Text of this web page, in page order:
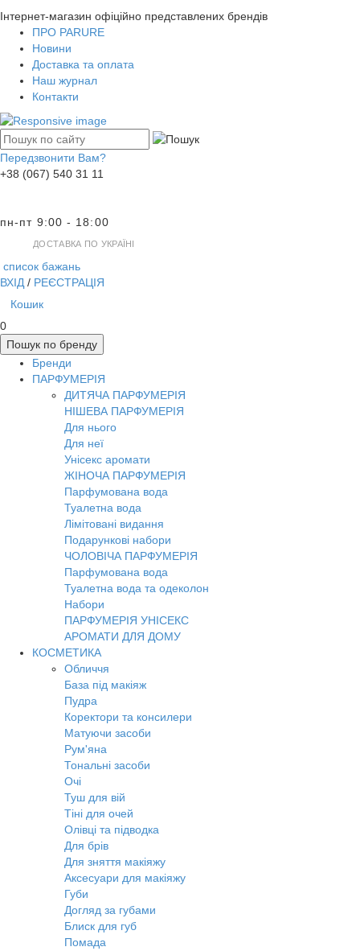
Інтернет-магазин офіційно представлених брендів
ПРО PARURE
Новини
Доставка та оплата
Наш журнал
Контакти
Передзвонити Вам?
+38 (067) 540 31 11
пн-пт 9:00 - 18:00
ДОСТАВКА ПО УКРАЇНІ
список бажань
ВХІД / РЕЄСТРАЦІЯ
Кошик
0
Пошук по бренду
Бренди
ПАРФУМЕРІЯ
ДИТЯЧА ПАРФУМЕРІЯ
НІШЕВА ПАРФУМЕРІЯ
Для нього
Для неї
Унісекс аромати
ЖІНОЧА ПАРФУМЕРІЯ
Парфумована вода
Туалетна вода
Лімітовані видання
Подарункові набори
ЧОЛОВІЧА ПАРФУМЕРІЯ
Парфумована вода
Туалетна вода та одеколон
Набори
ПАРФУМЕРІЯ УНІСЕКС
АРОМАТИ ДЛЯ ДОМУ
КОСМЕТИКА
Обличчя
База під макіяж
Пудра
Коректори та консилери
Матуючи засоби
Рум'яна
Тональні засоби
Очі
Туш для вій
Тіні для очей
Олівці та підводка
Для брів
Для зняття макіяжу
Аксесуари для макіяжу
Губи
Догляд за губами
Блиск для губ
Помада